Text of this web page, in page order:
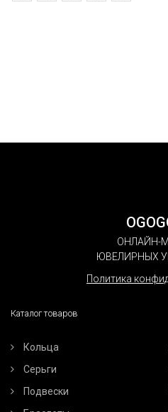
ОНЛАЙН-
ЮВЕЛИРНЫХ
Политика
Каталог товаров
Кольца
Серьги
Подвески